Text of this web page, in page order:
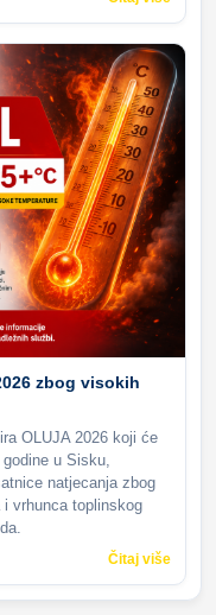
zbog visokih
OLUJA 2026 koji će
u Sisku,
natjecanja zbog
vrhunca toplinskog
Čitaj više